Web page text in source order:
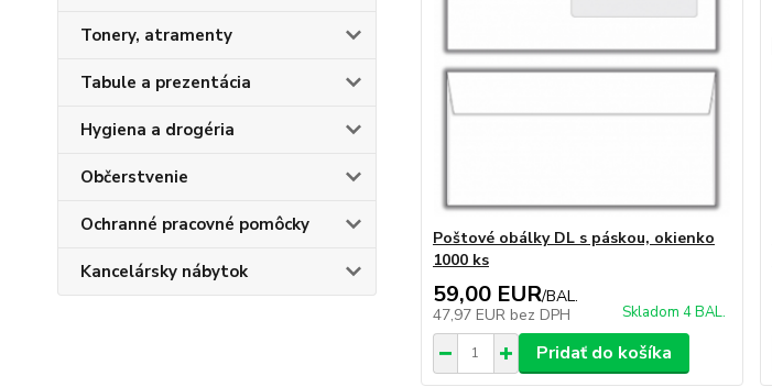
Tonery, atramenty
Tabule a prezentácia
Hygiena a drogéria
Občerstvenie
Ochranné pracovné pomôcky
Kancelársky nábytok
Poštové obálky DL s páskou, okienko
1000 ks
59,00 EUR/BAL.
47,97 EUR bez DPH Skladom 4 BAL.
Pridať do košíka